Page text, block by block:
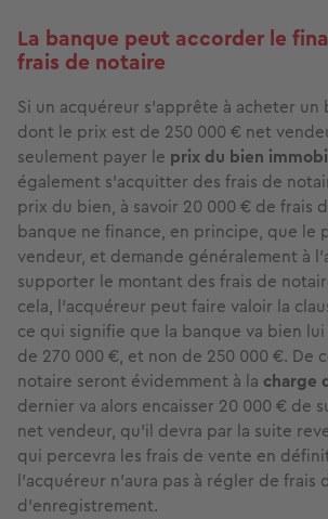
La banque peut accorder le
frais de notaire
Si un acquéreur s’apprête à acheter
dont le prix est de 250 000 € net
seulement payer le prix du bien
également s’acquitter des frais de
prix du bien, à savoir 20 000 € de frais
banque ne finance, en principe, que le
vendeur, et demande généralement à
supporter le montant des frais de
cela, l’acquéreur peut faire valoir la
ce qui signifie que la banque va bien
de 270 000 €, et non de 250 000 €. De
notaire seront évidemment à la charge
dernier va alors encaisser 20 000 € de
net vendeur, qu’il devra par la suite
qui percevra les frais de vente en
l’acquéreur n’aura pas à régler de frais
d’enregistrement.